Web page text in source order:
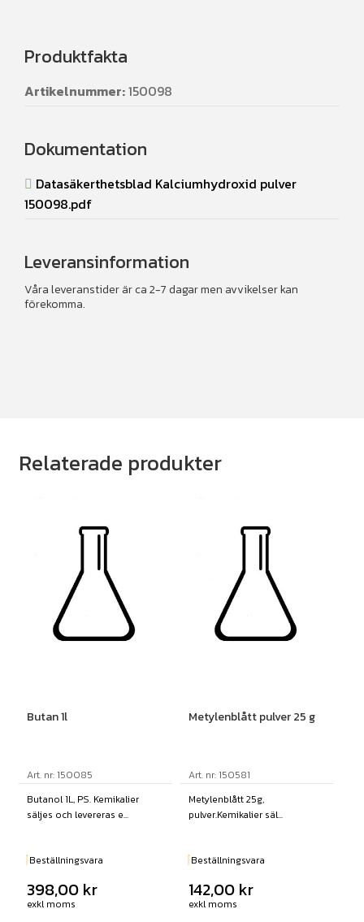
Produktfakta
Artikelnummer:150098
Dokumentation
Datasäkerthetsblad Kalciumhydroxid pulver
150098.pdf
Leveransinformation
Våra leveranstider är ca 2-7 dagar men avvikelser kan
förekomma.
Relaterade produkter
Butan 1l
Art. nr: 150085
Butanol 1L, PS. Kemikalier
säljes och levereras e...
Beställningsvara
398,00 kr
exkl moms
Metylenblått pulver 25 g
Art. nr: 150581
Metylenblått 25g,
pulver.Kemikalier säl...
Beställningsvara
142,00 kr
exkl moms